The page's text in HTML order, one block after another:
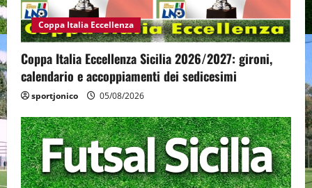
Coppa Italia Eccellenza
Coppa Italia Eccellenza Sicilia 2026/2027: gironi,
calendario e accoppiamenti dei sedicesimi
sportjonico 05/08/2026